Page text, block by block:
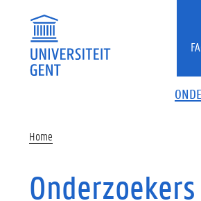
Home
Onderzoekers